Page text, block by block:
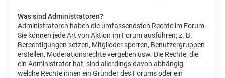
Was sind Administratoren?
Administratoren haben die umfassendsten Rechte im Forum.
Sie können jede Art von Aktion im Forum ausführen; z. B.
Berechtigungen setzen, Mitglieder sperren, Benutzergruppen
erstellen, Moderationsrechte vergeben usw. Die Rechte, die
ein Administrator hat, sind allerdings davon abhängig,
welche Rechte ihnen ein Gründer des Forums oder ein